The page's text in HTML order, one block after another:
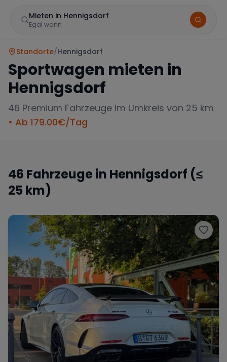
Mieten in Hennigsdorf
Egal wann
Mercedes
Porsche Lamborghini Ferrari
McLaren Jaguar
Tesla Chevrolet Dodge
Wann
Zeitraum wählen
Standorte/Hennigsdorf
Sportwagen mieten in
Hennigsdorf
46 Premium Fahrzeuge im Umkreis von 25 km
• Ab 179.00€/Tag
46 Fahrzeuge in Hennigsdorf (≤
25 km)